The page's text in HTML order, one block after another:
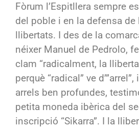
Fòrum l’Espitllera sempre
del poble i en la defensa de
llibertats. I des de la
néixer Manuel de Pedrolo,
clam “radicalment, la
perquè “radical” ve
arrels ben profundes,
petita moneda ibèrica del
inscripció “Sikarra”. I la